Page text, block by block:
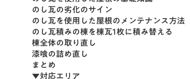
のし瓦の劣化のサイン
のし瓦を使用した屋根のメンテナンス方法
のし瓦積みの棟を棟瓦1枚に積み替える
棟全体の取り直し
漆喰の詰め直し
まとめ